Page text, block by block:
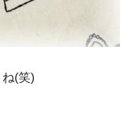
(笑)